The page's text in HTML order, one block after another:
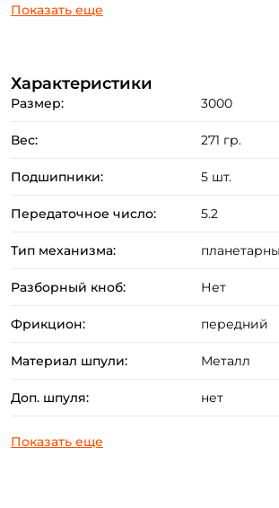
тестами: 10-35гр. или 12-42гр., матчевых
Технические характеристики:
- Корпус из прочного композита,
- Планетарный механизм с системой
- Алюминиевая шпуля,
- Облегчённая рукоятка,
покрытием,
- Anti-Twist system - ролик
подшипником внутри,
- Полая дужка лесоукладывателя,
Показать еще
Характеристики
Размер: 3000
Вес: 271 гр.
Подшипники: 5 шт.
Передаточное число: 5.2
Тип механизма:
Разборный кноб: Нет
Фрикцион: передний
Материал шпули: Металл
Доп. шпуля: нет